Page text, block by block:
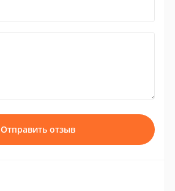
Отправить отзыв